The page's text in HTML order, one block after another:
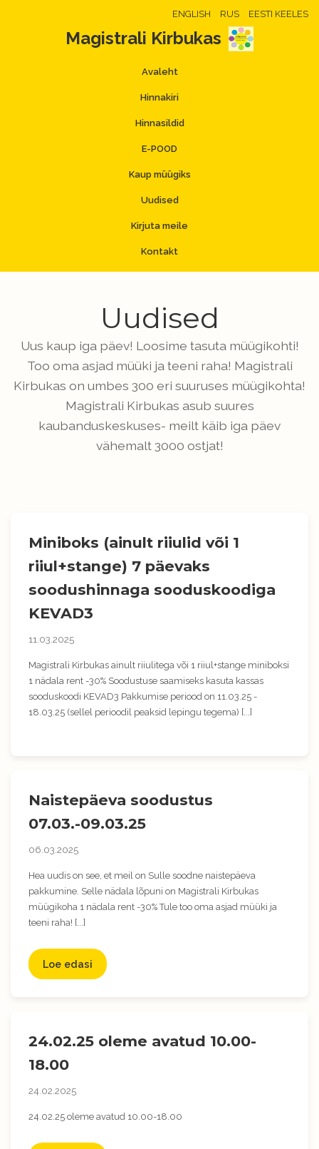
ENGLISH RUS EESTI KEELES
Magistrali Kirbukas
Avaleht
Hinnakiri
Hinnasildid
E-POOD
Kaup müügiks
Uudised
Kirjuta meile
Kontakt
Uudised
Uus kaup iga päev! Loosime tasuta müügikohti!
Too oma asjad müüki ja teeni raha! Magistrali
Kirbukas on umbes 300 eri suuruses müügikohta!
Magistrali Kirbukas asub suures
kaubanduskeskuses- meilt käib iga päev
vähemalt 3000 ostjat!
Miniboks (ainult riiulid või 1
riiul+stange) 7 päevaks
soodushinnaga sooduskoodiga
KEVAD3
11.03.2025
Magistrali Kirbukas ainult riiulitega või 1 riiul+stange miniboksi
1 nädala rent -30% Soodustuse saamiseks kasuta kassas
sooduskoodi KEVAD3 Pakkumise periood on 11.03.25 -
18.03.25 (sellel perioodil peaksid lepingu tegema) [...]
Naistepäeva soodustus
07.03.-09.03.25
06.03.2025
Hea uudis on see, et meil on Sulle soodne naistepäeva
pakkumine. Selle nädala lõpuni on Magistrali Kirbukas
müügikoha 1 nädala rent -30% Tule too oma asjad müüki ja
teeni raha! [...]
Loe edasi
24.02.25 oleme avatud 10.00-
18.00
24.02.2025
24.02.25 oleme avatud 10.00-18.00